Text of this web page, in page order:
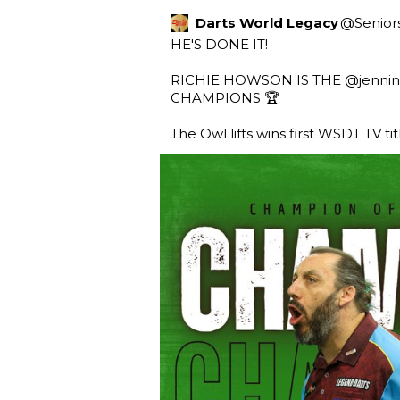
Darts World Legacy@
HE'S DONE IT!
RICHIE HOWSON IS THE
CHAMPIONS 🏆
The Owl lifts wins first WSDT TV